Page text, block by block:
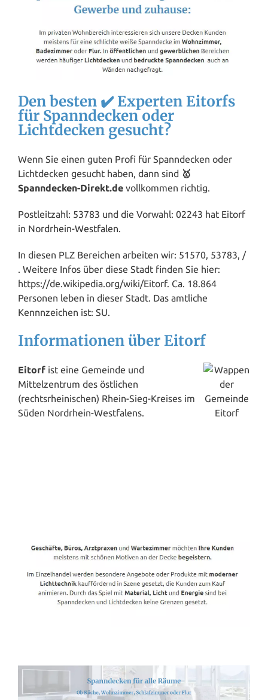
Den besten ✔️ Experten Eitorfs
für Spanndecken oder
Lichtdecken gesucht?
Wenn Sie einen guten Profi für Spanndecken oder
Lichtdecken gesucht haben, dann sind 🥇
Spanndecken-Direkt.de vollkommen richtig.
Postleitzahl: 53783 und die Vorwahl: 02243 hat Eitorf
in Nordrhein-Westfalen.
In diesen PLZ Bereichen arbeiten wir: 51570, 53783, /
. Weitere Infos über diese Stadt finden Sie hier:
https://de.wikipedia.org/wiki/Eitorf. Ca. 18.864
Personen leben in dieser Stadt. Das amtliche
Kennnzeichen ist: SU.
Informationen über Eitorf
Eitorf ist eine Gemeinde und
Mittelzentrum des östlichen
(rechtsrheinischen) Rhein-Sieg-Kreises im
Süden Nordrhein-Westfalens.